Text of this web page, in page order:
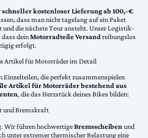
schneller kostenloser Lieferung ab 100,-€
dass man nicht tagelang auf ein Paket
und die nächste Tour ansteht. Unser Logistik-
deinMotorradteile Versand reibungslos
erfolgt.
Artikel für Motorräder im Detail
Einzelteilen, die perfekt zusammenspielen
Artikel für Motorräder bestehend aus
, die das Herzstück deines Bikes bilden:
und Bremskraft
Wir führen hochwertigeBremsscheiben und
unter extremer thermischer Belastung eine